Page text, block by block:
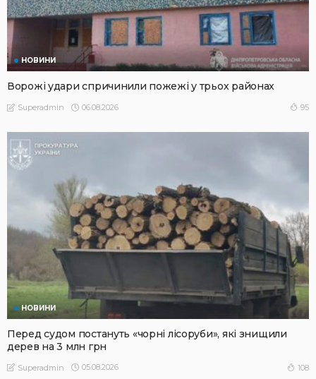
НОВИНИ
Ворожі удари спричинили пожежі у трьох районах
Superadmin 06.08.2026 95
НОВИНИ
Перед судом постануть «чорні лісоруби», які знищили
дерев на 3 млн грн
Superadmin 05.08.2026 108